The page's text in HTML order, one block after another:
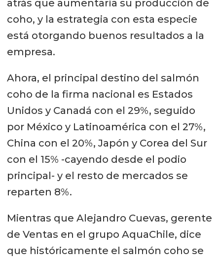
atrás que aumentaría su producción de
coho, y la estrategia con esta especie
está otorgando buenos resultados a la
empresa.
Ahora, el principal destino del salmón
coho de la firma nacional es Estados
Unidos y Canadá con el 29%, seguido
por México y Latinoamérica con el 27%,
China con el 20%, Japón y Corea del Sur
con el 15% -cayendo desde el podio
principal- y el resto de mercados se
reparten 8%.
Mientras que Alejandro Cuevas, gerente
de Ventas en el grupo AquaChile, dice
que históricamente el salmón coho se